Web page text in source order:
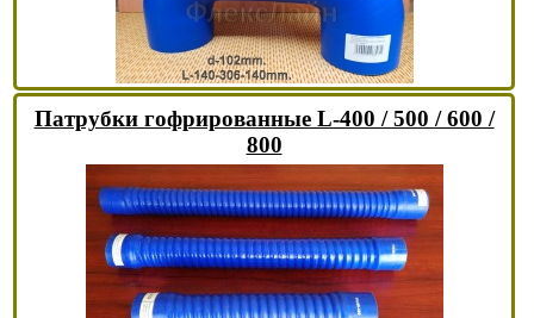
Патрубки гофрированные L-400 / 500 / 600 /
800